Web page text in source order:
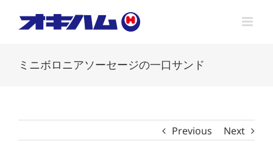
ミニボロニアソーセージの一口サンド
Previous Next